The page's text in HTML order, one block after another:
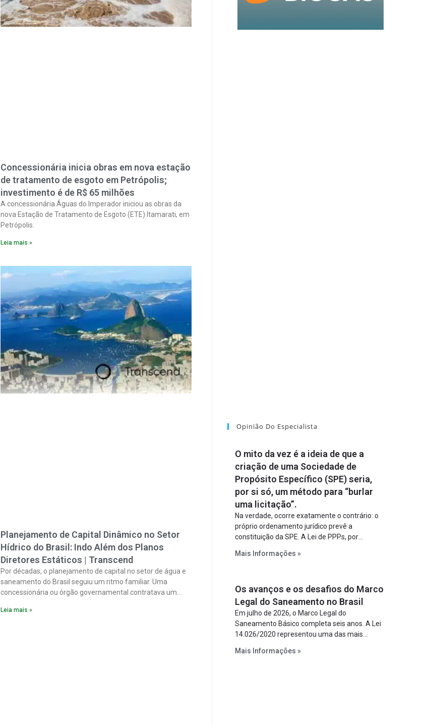
Concessionária inicia obras em nova estação
de tratamento de esgoto em Petrópolis;
investimento é de R$ 65 milhões
A concessionária Águas do Imperador iniciou as obras da
nova Estação de Tratamento de Esgoto (ETE) Itamarati, em
Petrópolis.
Leia mais »
Planejamento de Capital Dinâmico no Setor
Hídrico do Brasil: Indo Além dos Planos
Diretores Estáticos | Transcend
Por décadas, o planejamento de capital no setor de água e
saneamento do Brasil seguiu um ritmo familiar. Uma
concessionária ou órgão governamental contratava um
Leia mais »
Opinião Do Especialista
O mito da vez é a ideia de que a
criação de uma Sociedade de
Propósito Específico (SPE) seria,
por si só, um método para “burlar
uma licitação”.
Na verdade, ocorre exatamente o contrário: o
próprio ordenamento jurídico prevê a
constituição da SPE. A Lei de PPPs, por
constitua uma SPE para implantar e gerir o
Lei de Concessões, a figura é facultativa e
sujeita a uma escolha racional de projeto a
projeto.
Mais Informações »
Os avanços e os desafios do Marco
Legal do Saneamento no Brasil
Em julho de 2026, o Marco Legal do
Saneamento Básico completa seis anos. A Lei
14.026/2020 representou uma das mais
estabelecer metas claras para a
Mais Informações »